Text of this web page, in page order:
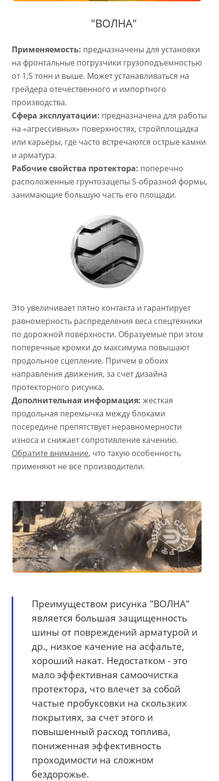
"ВОЛНА"
Применяемость: предназначены для установки
на фронтальные погрузчики грузоподъемностью
от 1,5 тонн и выше. Может устанавливаться на
грейдера отечественного и импортного
производства.
Сфера эксплуатации: предназначена для работы
на «агрессивных» поверхностях, стройплощадка
или карьеры, где часто встречаются острые камни
и арматура.
Рабочие свойства протектора: поперечно
расположенные грунтозацепы S-образной формы,
занимающие большую часть его площади.
Это увеличивает пятно контакта и гарантирует
равномерность распределения веса спецтехники
по дорожной поверхности. Образуемые при этом
поперечные кромки до максимума повышают
продольное сцепление. Причем в обоих
направления движения, за счет дизайна
протекторного рисунка.
Дополнительная информация: жесткая
продольная перемычка между блоками
посередине препятствует неравномерности
износа и снижает сопротивление качению.
Обратите внимание, что такую особенность
применяют не все производители.
Преимуществом рисунка "ВОЛНА"
является большая защищенность
шины от повреждений арматурой и
др., низкое качение на асфальте,
хороший накат. Недостатком - это
мало эффективная самоочистка
протектора, что влечет за собой
частые пробуксовки на скользких
покрытиях, за счет этого и
повышенный расход топлива,
пониженная эффективность
проходимости на сложном
бездорожье.